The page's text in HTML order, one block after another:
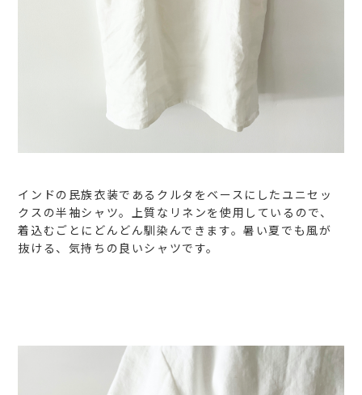
インドの民族衣装であるクルタをベースにしたユニセッ
クスの半袖シャツ。上質なリネンを使用しているので、
着込むごとにどんどん馴染んできます。暑い夏でも風が
抜ける、気持ちの良いシャツです。